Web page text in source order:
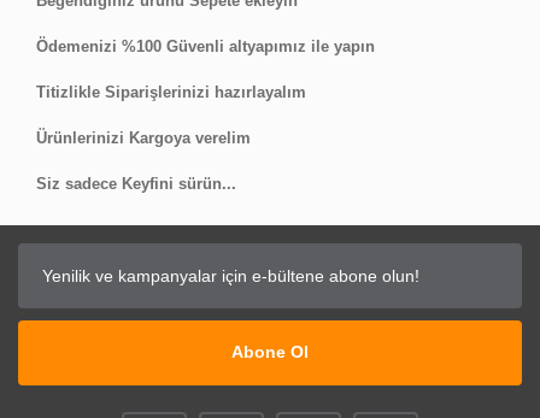
Ödemenizi %100 Güvenli altyapımız ile yapın
Titizlikle Siparişlerinizi hazırlayalım
Ürünlerinizi Kargoya verelim
Siz sadece Keyfini sürün...
Abone Ol